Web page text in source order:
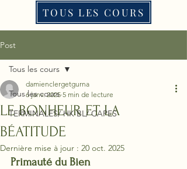
TOUS LES COURS
Post
Tous les cours
TERMINALES/ HK BL/ CAPES
Tous les cours
LE BONHEUR ET LA
BÉATITUDE
damienclergetgurna
6 janv. 2025 5 min de lecture
Dernière mise à jour : 20 oct. 2025
Primauté du Bien